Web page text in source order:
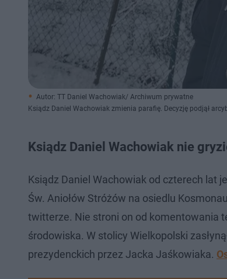
Autor: TT Daniel Wachowiak/ Archiwum prywatne
Ksiądz Daniel Wachowiak zmienia parafię. Decyzję podjął
Ksiądz Daniel Wachowiak nie
Ksiądz Daniel Wachowiak od czterech lat
Św. Aniołów Stróżów na osiedlu
twitterze. Nie stroni on od komentowania
środowiska. W stolicy Wielkopolski
prezydenckich przez Jacka Jaśkowiaka.